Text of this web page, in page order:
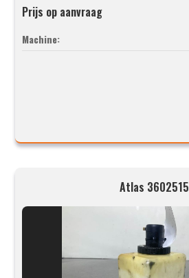
Prijs op aanvraag
Machine:
Atlas 3602515